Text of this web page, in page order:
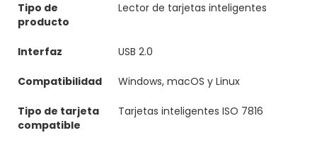
Tipo de
producto
Lector de tarjetas inteligentes
Interfaz USB 2.0
Compatibilidad Windows, macOS y Linux
Tipo de tarjeta
compatible
Tarjetas inteligentes ISO 7816